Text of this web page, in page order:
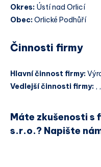
Okres: Ústí nad Orlicí
Obec:Orlické Podhůří
Činnosti firmy
Hlavní činnost firmy:
Vedlejší činnosti firmy: ,
Máte zkušenosti s
s.r.o.? Napište